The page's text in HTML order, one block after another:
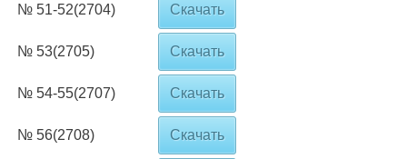
№ 51-52(2704) Скачать
№ 53(2705) Скачать
№ 54-55(2707) Скачать
№ 56(2708) Скачать